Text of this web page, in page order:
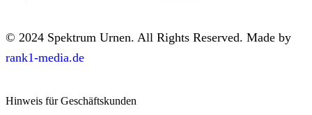
© 2024 Spektrum Urnen. All Rights Reserved. Made by
rank1-media.de
Hinweis für Geschäftskunden